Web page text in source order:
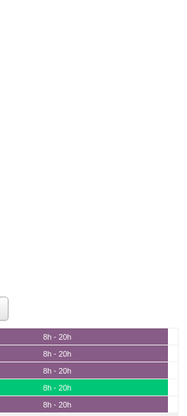
8h - 20h
8h - 20h
8h - 20h
8h - 20h
8h - 20h